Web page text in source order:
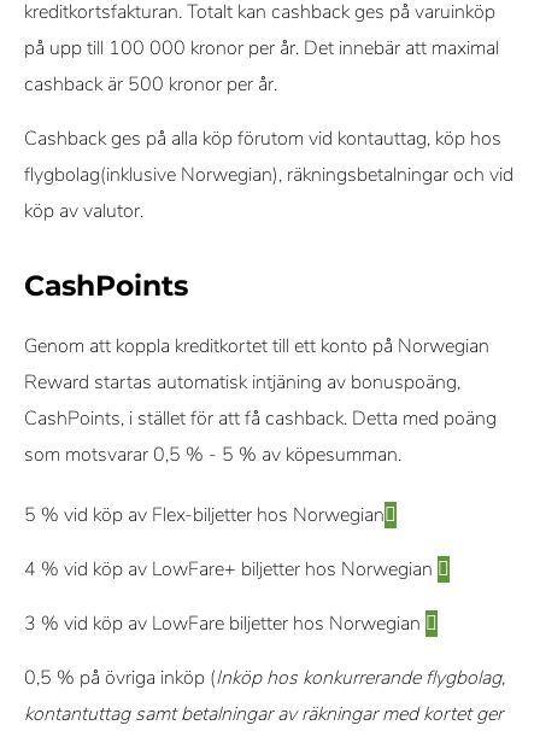
kreditkortsfakturan. Totalt kan cashback ges på varuinköp
på upp till 100 000 kronor per år. Det innebär att maximal
cashback är 500 kronor per år.
Cashback ges på alla köp förutom vid kontauttag, köp hos
flygbolag(inklusive Norwegian), räkningsbetalningar och vid
köp av valutor.
CashPoints
Genom att koppla kreditkortet till ett konto på Norwegian
Reward startas automatisk intjäning av bonuspoäng,
CashPoints, i stället för att få cashback. Detta med poäng
som motsvarar 0,5 % - 5 % av köpesumman.
5 % vid köp av Flex-biljetter hos Norwegian
4 % vid köp av LowFare+ biljetter hos Norwegian
3 % vid köp av LowFare biljetter hos Norwegian
0,5 % på övriga inköp (Inköp hos konkurrerande flygbolag,
kontantuttag samt betalningar av räkningar med kortet ger